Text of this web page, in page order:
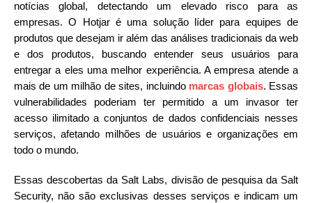
notícias global, detectando um elevado risco para as
empresas. O Hotjar é uma solução líder para equipes de
produtos que desejam ir além das análises tradicionais da web
e dos produtos, buscando entender seus usuários para
entregar a eles uma melhor experiência. A empresa atende a
mais de um milhão de sites, incluindo marcas globais. Essas
vulnerabilidades poderiam ter permitido a um invasor ter
acesso ilimitado a conjuntos de dados confidenciais nesses
serviços, afetando milhões de usuários e organizações em
todo o mundo.
Essas descobertas da Salt Labs, divisão de pesquisa da Salt
Security, não são exclusivas desses serviços e indicam um